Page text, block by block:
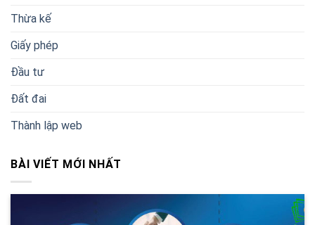
Thừa kế
Giấy phép
Đầu tư
Đất đai
Thành lập web
BÀI VIẾT MỚI NHẤT